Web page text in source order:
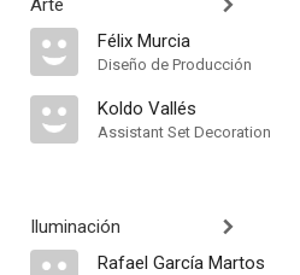
Arte
Félix Murcia
Diseño de Producción
Koldo Vallés
Assistant Set Decoration
Iluminación
Rafael García Martos